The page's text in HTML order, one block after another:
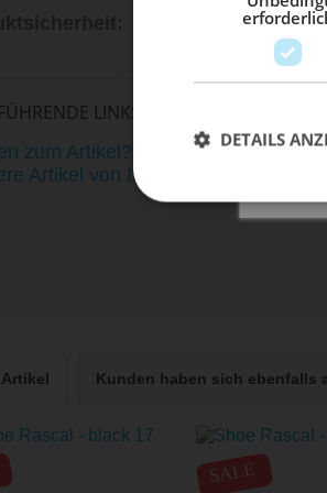
A-4591 Molln
info@sq-lab.com
LINKS ZU "TEE TRAZE AMP LS
zum Artikel?
Artikel von Ion
Kunden haben sich ebenfalls
SALE
DETAILS